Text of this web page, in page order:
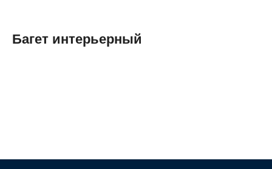
Багет интерьерный